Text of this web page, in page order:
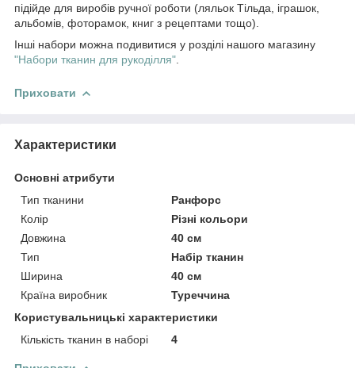
підійде для виробів ручної роботи (ляльок Тільда, іграшок,
альбомів, фоторамок, книг з рецептами тощо).
Інші набори можна подивитися у розділі нашого магазину
"Набори тканин для рукоділля"
Приховати
Характеристики
Основні атрибути
Тип тканини
Ранфорс
Колір
Різні кольори
Довжина
40 см
Тип
Набір тканин
Ширина
40 см
Країна виробник
Туреччина
Користувальницькі характеристики
Кількість тканин в наборі
4